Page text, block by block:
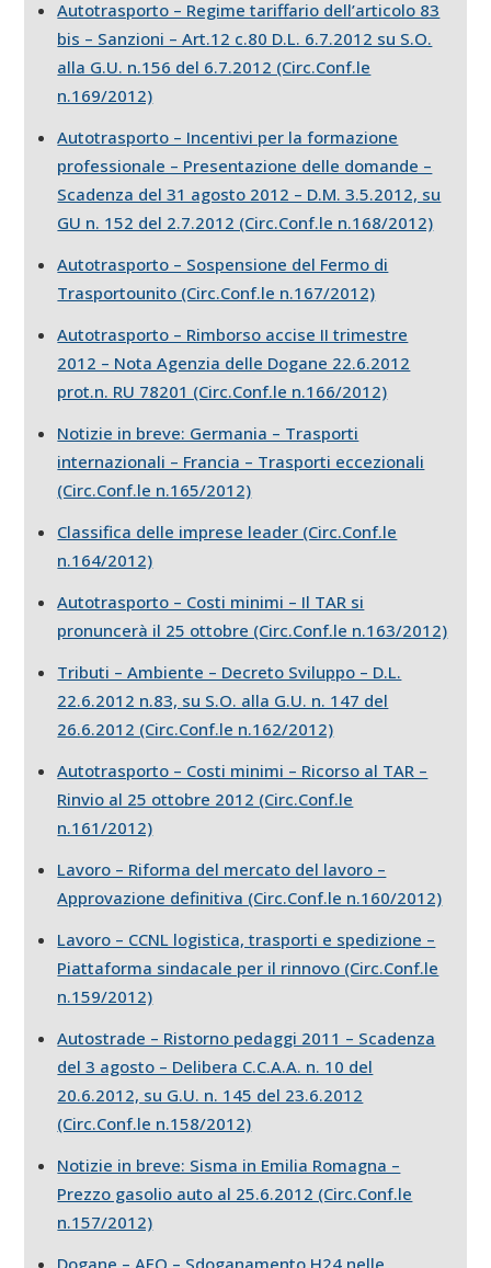
Autotrasporto – Regime tariffario dell’articolo 83
bis – Sanzioni – Art.12 c.80 D.L. 6.7.2012 su S.O.
alla G.U. n.156 del 6.7.2012 (Circ.Conf.le
n.169/2012)
Autotrasporto – Incentivi per la formazione
professionale – Presentazione delle domande –
Scadenza del 31 agosto 2012 – D.M. 3.5.2012, su
GU n. 152 del 2.7.2012 (Circ.Conf.le n.168/2012)
Autotrasporto – Sospensione del Fermo di
Trasportounito (Circ.Conf.le n.167/2012)
Autotrasporto – Rimborso accise II trimestre
2012 – Nota Agenzia delle Dogane 22.6.2012
prot.n. RU 78201 (Circ.Conf.le n.166/2012)
Notizie in breve: Germania – Trasporti
internazionali – Francia – Trasporti eccezionali
(Circ.Conf.le n.165/2012)
Classifica delle imprese leader (Circ.Conf.le
n.164/2012)
Autotrasporto – Costi minimi – Il TAR si
pronuncerà il 25 ottobre (Circ.Conf.le n.163/2012)
Tributi – Ambiente – Decreto Sviluppo – D.L.
22.6.2012 n.83, su S.O. alla G.U. n. 147 del
26.6.2012 (Circ.Conf.le n.162/2012)
Autotrasporto – Costi minimi – Ricorso al TAR –
Rinvio al 25 ottobre 2012 (Circ.Conf.le
n.161/2012)
Lavoro – Riforma del mercato del lavoro –
Approvazione definitiva (Circ.Conf.le n.160/2012)
Lavoro – CCNL logistica, trasporti e spedizione –
Piattaforma sindacale per il rinnovo (Circ.Conf.le
n.159/2012)
Autostrade – Ristorno pedaggi 2011 – Scadenza
del 3 agosto – Delibera C.C.A.A. n. 10 del
20.6.2012, su G.U. n. 145 del 23.6.2012
(Circ.Conf.le n.158/2012)
Notizie in breve: Sisma in Emilia Romagna –
Prezzo gasolio auto al 25.6.2012 (Circ.Conf.le
n.157/2012)
Dogane – AEO – Sdoganamento H24 nelle